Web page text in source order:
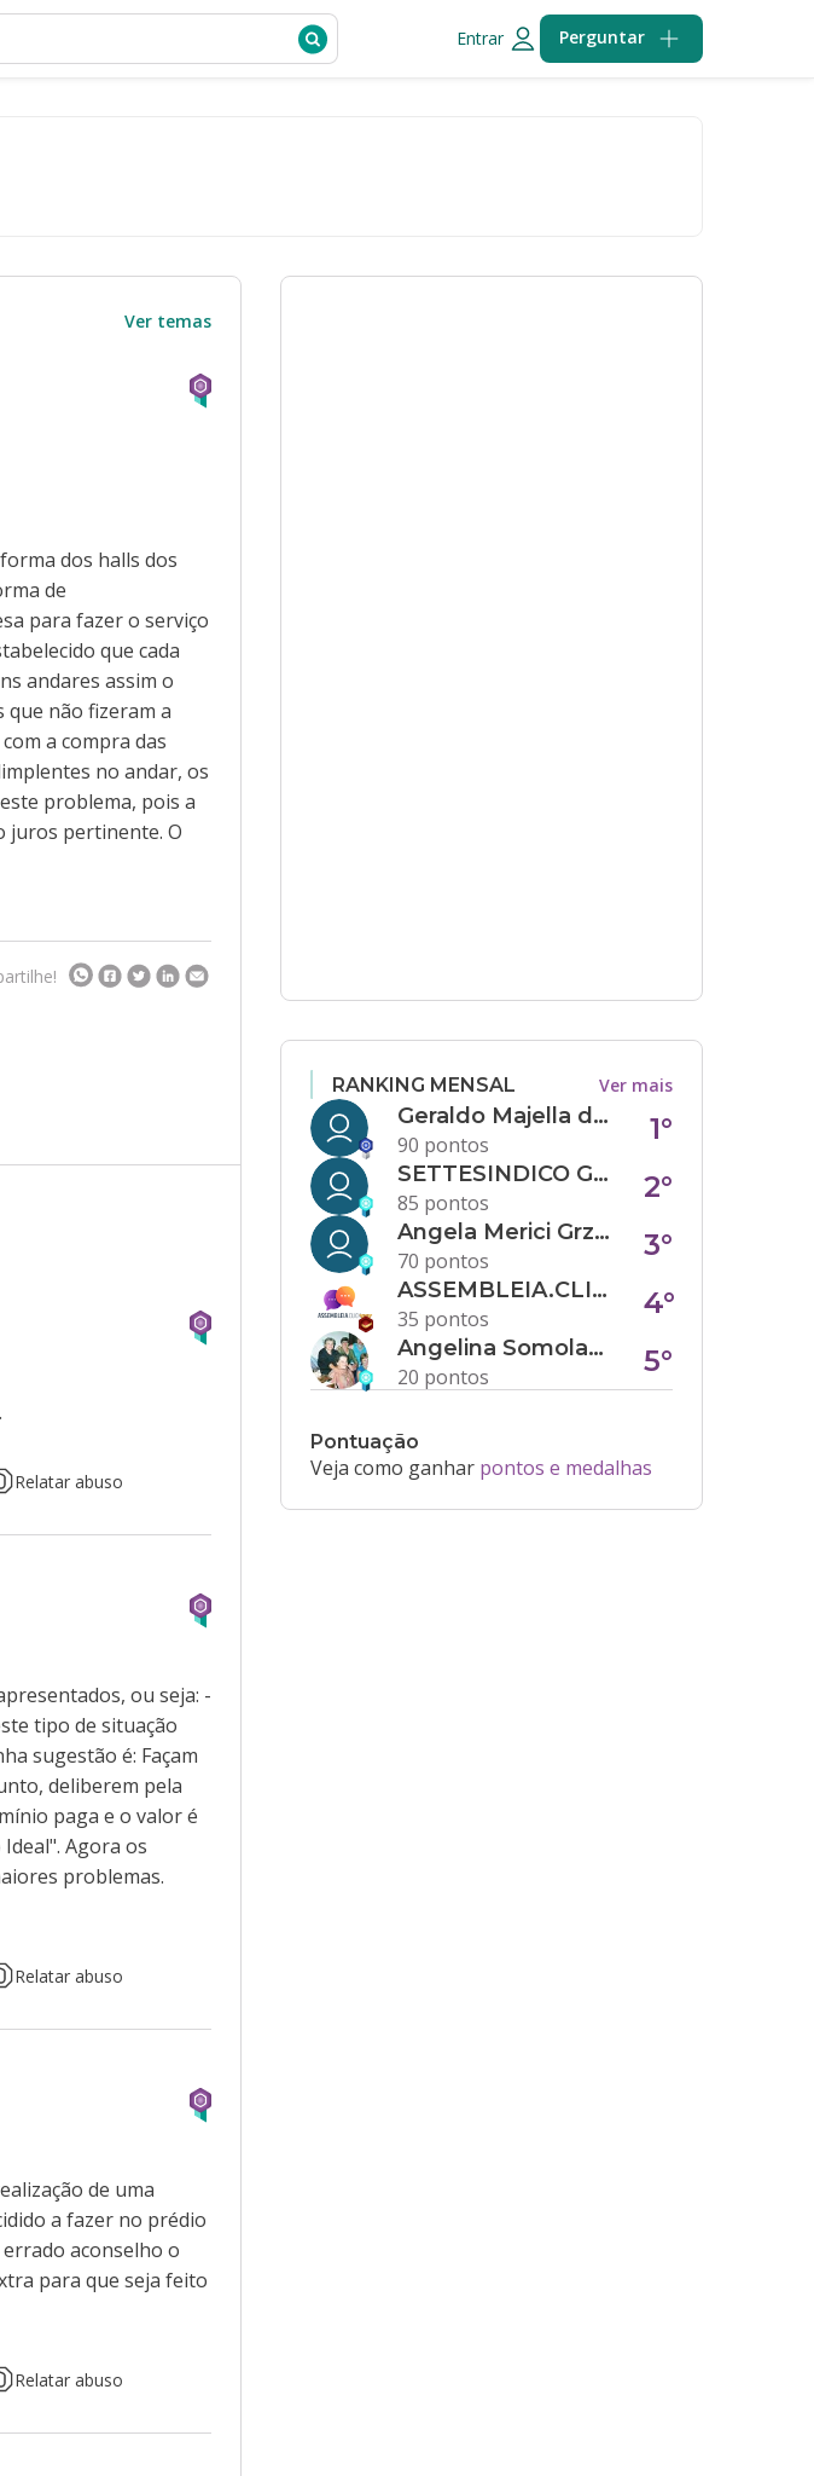
Entrar Perguntar
Ver temas
dos halls dos
de
para fazer o serviço
que cada
andares assim o
que não fizeram a
a compra das
no andar, os
problema, pois a
juros pertinente. O
Relatar abuso
ou seja: -
tipo de situação
sugestão é: Façam
deliberem pela
paga e o valor é
Agora os
problemas.
Relatar abuso
de uma
a fazer no prédio
aconselho o
para que seja feito
Relatar abuso
RANKING MENSAL Ver mais
Geraldo Majella da Silva
90 pontos
1°
SETTESINDICO GOVERNANÇA CONDOMINIAL
85 pontos
2°
Angela Merici Grzybowski
70 pontos
3°
ASSEMBLEIA.CLICK
35 pontos
4°
Angelina Somolanji R. Oliveira
20 pontos
5°
Pontuação
Veja como ganhar pontos e medalhas